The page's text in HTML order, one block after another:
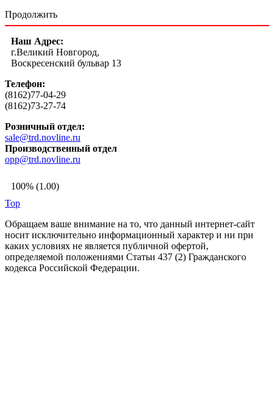
Продолжить
Наш Адрес:
г.Великий Новгород,
Воскресенский бульвар 13
Телефон:
(8162)77-04-29
(8162)73-27-74
Розничный отдел:
sale@trd.novline.ru
Производственный отдел
opp@trd.novline.ru
100% (1.00)
Top
Обращаем ваше внимание на то, что данный интернет-сайт
носит исключительно информационный характер и ни при
каких условиях не является публичной офертой,
определяемой положениями Статьи 437 (2) Гражданского
кодекса Российской Федерации.